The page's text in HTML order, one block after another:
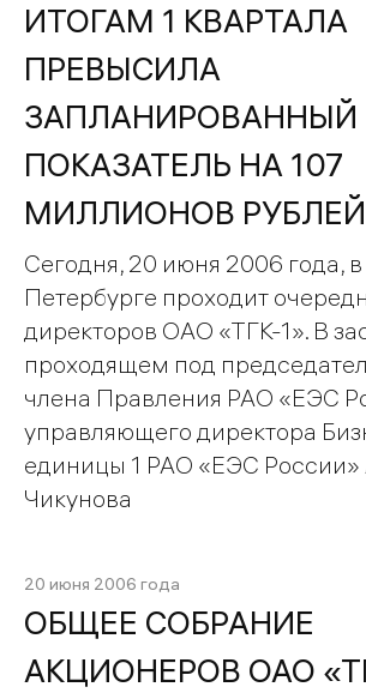
ИТОГАМ 1 КВАРТАЛА
ПРЕВЫСИЛА
ЗАПЛАНИРОВАННЫЙ
ПОКАЗАТЕЛЬ НА 107
МИЛЛИОНОВ РУБЛЕЙ
Сегодня, 20 июня 2006 года,
Петербурге проходит
директоров ОАО «ТГК-1». В
проходящем под
члена Правления РАО «ЕЭС
управляющего директора
единицы 1 РАО «ЕЭС России»
Чикунова
20 июня 2006 года
ОБЩЕЕ СОБРАНИЕ
АКЦИОНЕРОВ ОАО